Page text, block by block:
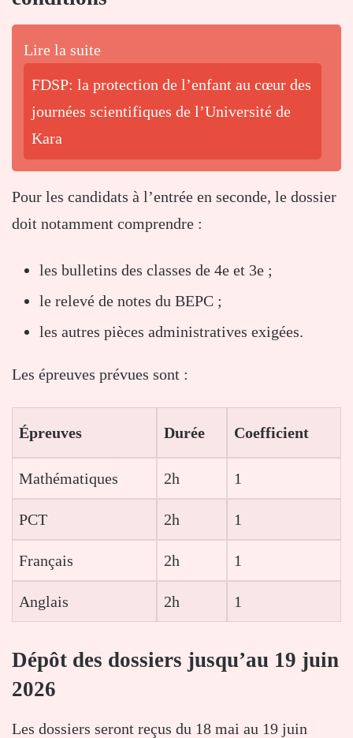
Lire la suite
FDSP: la protection de l’enfant au cœur des
journées scientifiques de l’Université de
Kara
Pour les candidats à l’entrée en seconde, le dossier
doit notamment comprendre :
les bulletins des classes de 4e et 3e ;
le relevé de notes du BEPC ;
les autres pièces administratives exigées.
Les épreuves prévues sont :
Épreuves Durée Coefficient
Mathématiques 2h 1
PCT 2h 1
Français 2h 1
Anglais 2h 1
Dépôt des dossiers jusqu’au 19 juin
2026
Les dossiers seront reçus du 18 mai au 19 juin